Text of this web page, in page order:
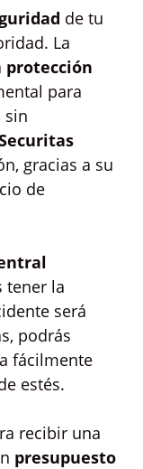
de tu
La
protección
para
sin
gracias a su
de
tener la
será
podrás
fácilmente
estés.
recibir una
presupuesto